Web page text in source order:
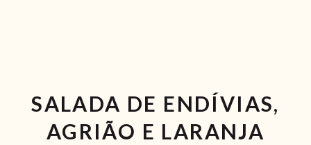
SALADA DE ENDÍVIAS,
AGRIÃO E LARANJA